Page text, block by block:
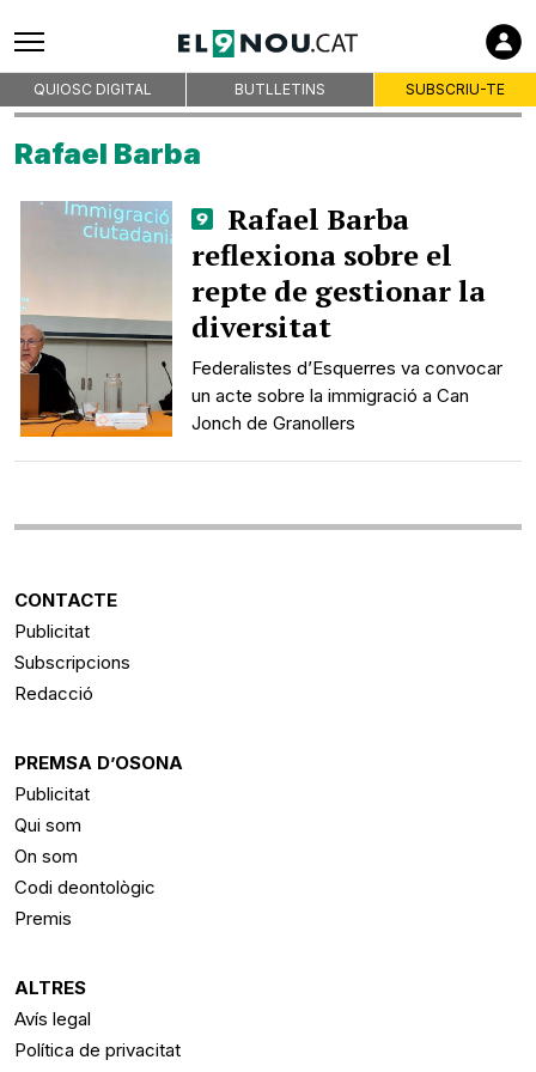
Empreses col·laboradores
Premsa d'Osona
Qui som
Codi deontològic
Premis
Contacte
Avís legal
Política de privacitat
QUIOSC DIGITAL BUTLLETINS SUBSCRIU-TE
Rafael Barba
Rafael Barba
reflexiona sobre el
repte de gestionar la
diversitat
Federalistes d’Esquerres va convocar
un acte sobre la immigració a Can
Jonch de Granollers
CONTACTE
Publicitat
Subscripcions
Redacció
PREMSA D’OSONA
Publicitat
Qui som
On som
Codi deontològic
Premis
ALTRES
Avís legal
Política de privacitat